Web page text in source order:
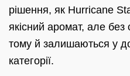
рішення, як Hurricane
якісний аромат, але без
тому й залишаються у
категорії.